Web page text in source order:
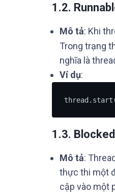
1.2.
Mô tả: Khi
Trong trạng
nghĩa là
Ví dụ:
1.3.
Mô tả:
thực thi một
cập vào một